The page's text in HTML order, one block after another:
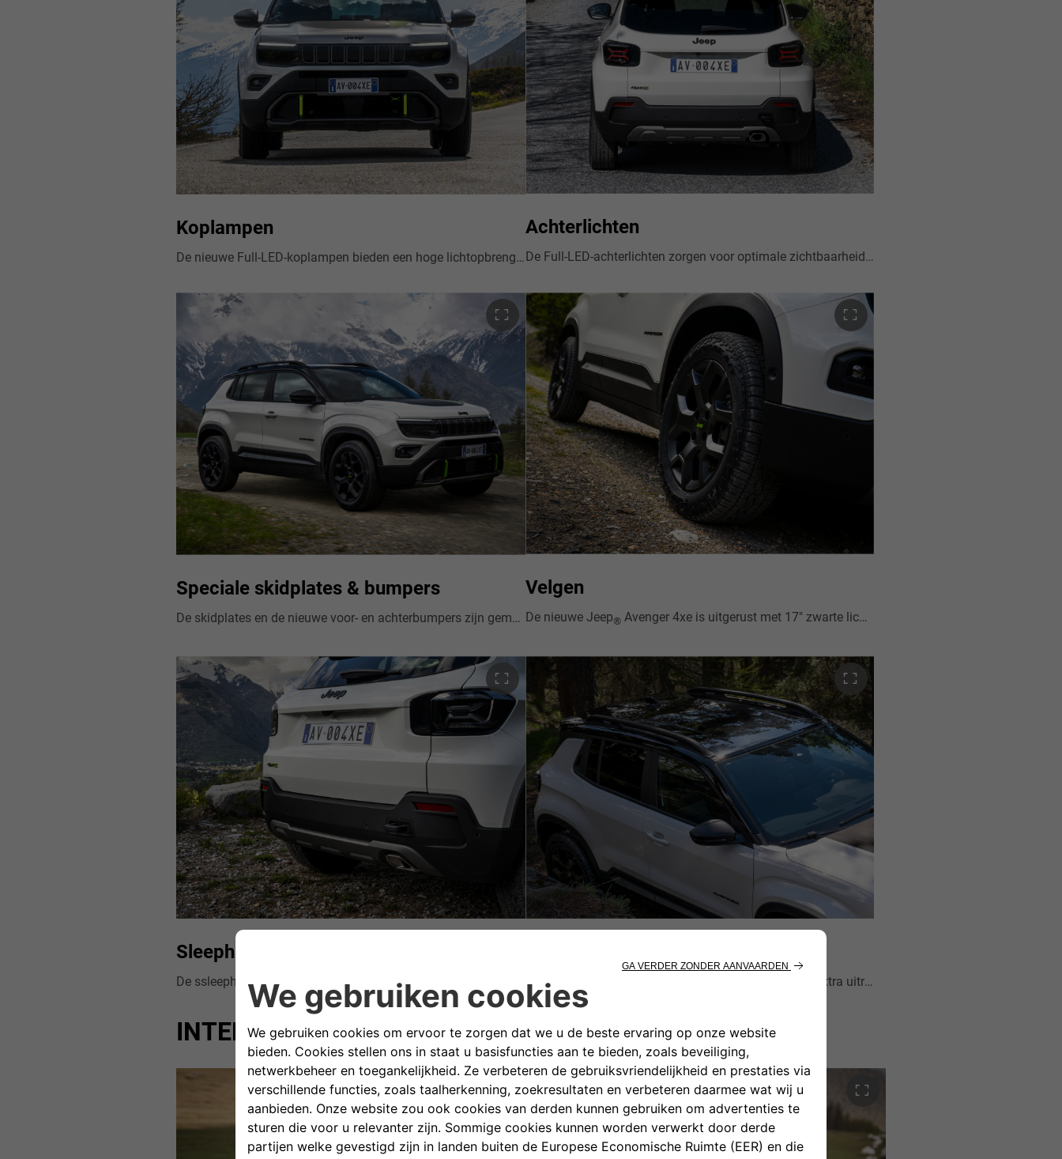
Koplampen
De nieuwe Full-LED-koplampen bieden een hoge lichtopbrengst voor meer veiligheid onderweg, terwijl de vormgeving de Avenger 4xe nog unieker en stijlvoller maakt. Bovendien zijn ze beschermd tegen de impact van kleine ongevallen dankzij slim materiaalgebruik en de hoge plaatsing van de lichtunits.
Achterlichten
De Full-LED-achterlichten zorgen voor optimale zichtbaarheid en veiligheid van achteren onder alle rijomstandigheden en geven de achterkant van Avenger 4xe een opvallend moderne uitstraling.
Speciale skidplates & bumpers
De skidplates en de nieuwe voor- en achterbumpers zijn gemaakt van getint poylmeermateriaal dat bij krassen de originele kleur houdt.
Velgen
De nieuwe Jeep®Avenger 4xe is uitgerust met 17" zwarte lichtmetalen velgen en Mud and Snow-banden. Ze versterken het stoere design en het gevoel van avontuur en vrijheid.
Sleephaak achter
De ssleephaak achter op de nieuwe Jeep ®Avenger 4xe voegt extra capaciteit toe, zodat je zware terreinen kunt bedwingen en kunt helpen bij bergingssituaties. Het is een essentieel item voor avontuurlijke ritten, zodat je vol vertrouwen elke offroad-uitdaging aankunt. De dakrails bieden nog meer veelzijdigheid, zodat je extra uitrusting veilig kunt vervoeren. Ze zijn perfect voor elk avontuur en bieden extra opbergruimte voor fietsen, kajaks of bagage, zodat je volledig bent uitgerust voor de reis die voor je ligt.
INTERIEUR